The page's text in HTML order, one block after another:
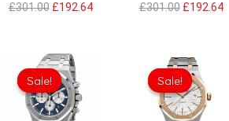
£301.00 £192.64
£301.00 £192.64
Sale!
Sale!
Original
price
was:
£344.00.
Sale!
Sale!
Original
price
was:
£344.00.